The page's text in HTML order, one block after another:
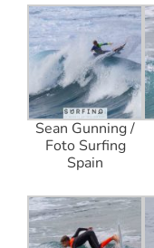
Sean Gunning /
Foto Surfing
Spain